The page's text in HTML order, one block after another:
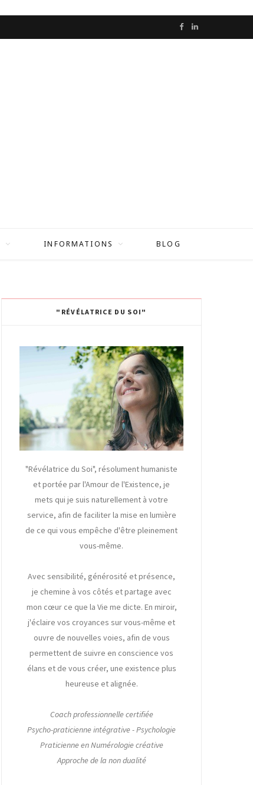
F L
INFORMATIONS BLOG
"RÉVÉLATRICE DU SOI"
"Révélatrice du Soi", résolument humaniste
et portée par l'Amour de l'Existence, je
mets qui je suis naturellement à votre
service, afin de faciliter la mise en lumière
de ce qui vous empêche d'être pleinement
vous-même.
Avec sensibilité, générosité et présence,
je chemine à vos côtés et partage avec
mon cœur ce que la Vie me dicte. En miroir,
j'éclaire vos croyances sur vous-même et
ouvre de nouvelles voies, afin de vous
permettent de suivre en conscience vos
élans et de vous créer, une existence plus
heureuse et alignée.
Coach professionnelle certifiée
Psycho-praticienne intégrative - Psychologie
Praticienne en Numérologie créative
Approche de la non dualité